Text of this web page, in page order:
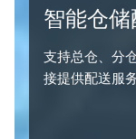
智能仓储
支持总仓、分
接提供配送服